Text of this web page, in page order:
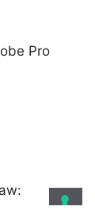
Pro